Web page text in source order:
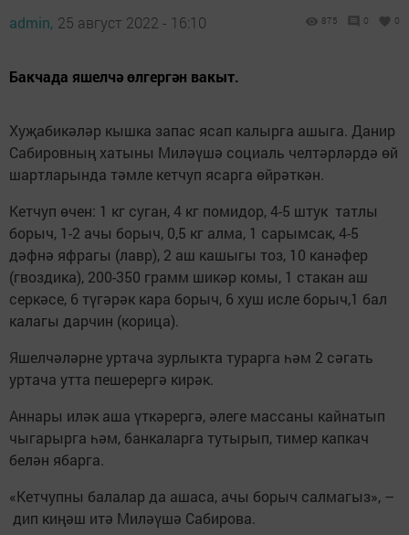
admin, 25 август 2022 - 16:10 875 0 0
Бакчада яшелчә өлгергән вакыт.
Хуҗабикәләр кышка запас ясап калырга ашыга. Данир
Сабировның хатыны Миләүшә социаль челтәрләрдә өй
шартларында тәмле кетчуп ясарга өйрәткән.
Кетчуп өчен: 1 кг суган, 4 кг помидор, 4-5 штук татлы
борыч, 1-2 ачы борыч, 0,5 кг алма, 1 сарымсак, 4-5
дәфнә яфрагы (лавр), 2 аш кашыгы тоз, 10 канәфер
(гвоздика), 200-350 грамм шикәр комы, 1 стакан аш
серкәсе, 6 түгәрәк кара борыч, 6 хуш исле борыч,1 бал
калагы дарчин (корица).
Яшелчәләрне уртача зурлыкта турарга һәм 2 сәгать
уртача утта пешерергә кирәк.
Аннары иләк аша үткәрергә, әлеге массаны кайнатып
чыгарырга һәм, банкаларга тутырып, тимер капкач
белән ябарга.
«Кетчупны балалар да ашаса, ачы борыч салмагыз», –
дип киңәш итә Миләүшә Сабирова.